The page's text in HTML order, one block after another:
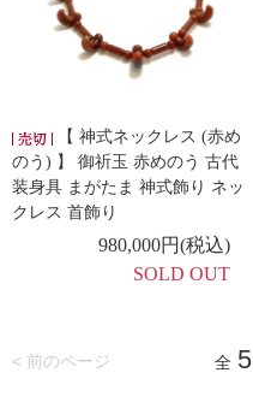
【 神式ネックレス (赤め
のう) 】 御祈玉 赤めのう 古代
装身具 まがたま 神式飾り ネッ
クレス 首飾り
980,000円(税込)
SOLD OUT
< 前のページ 全 5